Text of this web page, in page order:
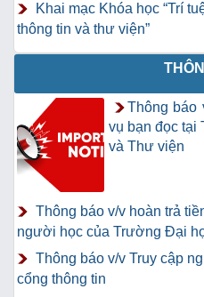
Khai mạc Khóa học “Trí
thông tin và thư viện”
Thông báo
vụ bạn đọc tại
và Thư viện
Thông báo v/v hoàn trả
người học của Trường Đại
Thông báo v/v Truy cập
cổng thông tin